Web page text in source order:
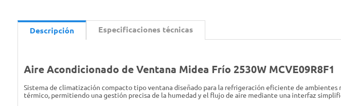
Descripción Especificaciones técnicas
Aire Acondicionado de Ventana Midea Frío 2530W MCVE09R8F1
Sistema de climatización compacto tipo ventana diseñado para la refrigeración eficiente de
térmico, permitiendo una gestión precisa de la humedad y el flujo de aire mediante una interfaz